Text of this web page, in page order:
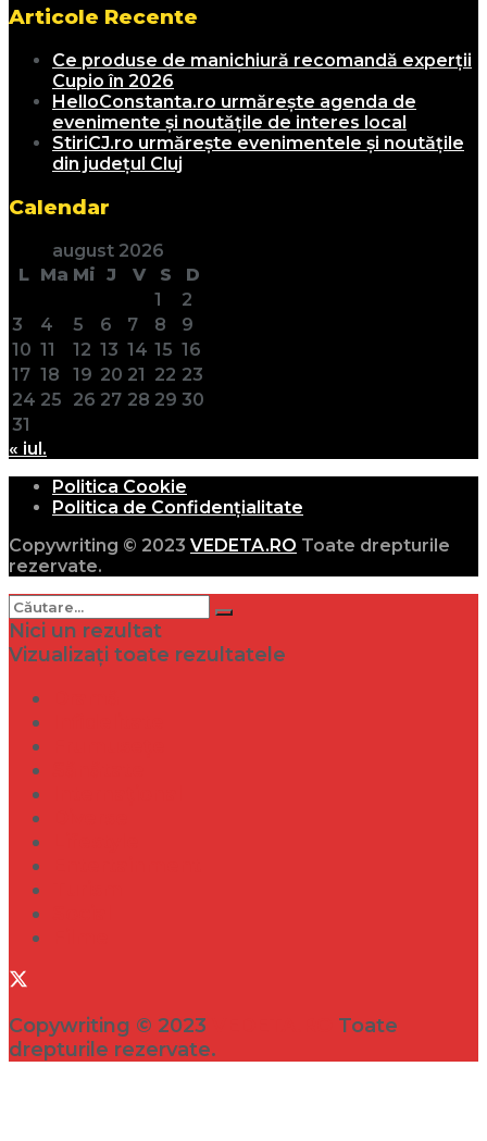
Articole Recente
Ce produse de manichiură recomandă experții
Cupio în 2026
HelloConstanta.ro urmărește agenda de
evenimente și noutățile de interes local
StiriCJ.ro urmărește evenimentele și noutățile
din județul Cluj
Calendar
august 2026
L Ma Mi J V S
D
1
2
3
4 5 6 7 8
9
10 11 12 13 14 15 16
17 18 19 20 21 22 23
24 25 26 27 28 29 30
31
« iul.
Politica Cookie
Politica de Confidențialitate
Copywriting © 2023 VEDETA.RO Toate drepturile
rezervate.
Nici un rezultat
Vizualizați toate rezultatele
Copywriting © 2023
Toate
drepturile rezervate.